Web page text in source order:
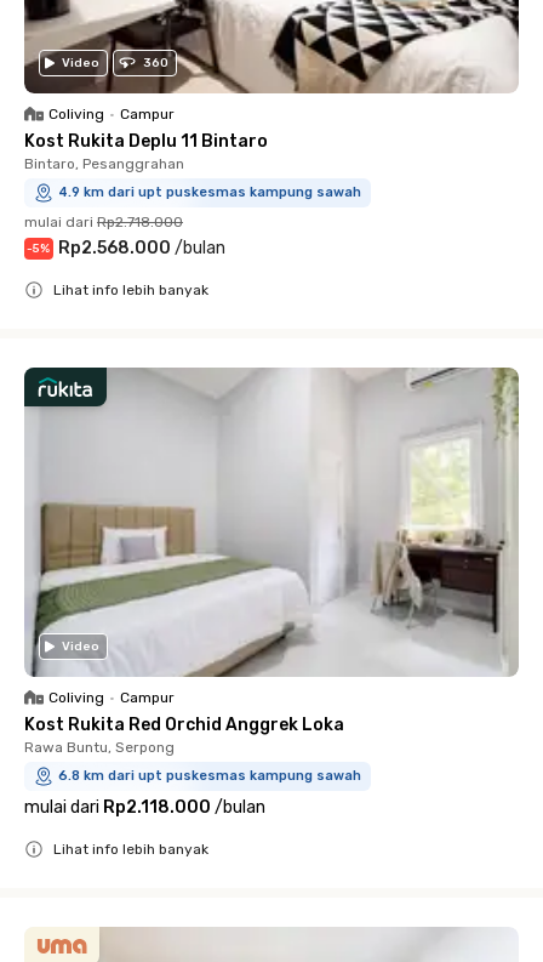
Video 360
Coliving • Campur
Kost Rukita Deplu 11 Bintaro
Bintaro, Pesanggrahan
4.9 km dari upt puskesmas kampung sawah
mulai dari Rp2.718.000
-5% Rp2.568.000 /bulan
Lihat info lebih banyak
Video
Coliving • Campur
Kost Rukita Red Orchid Anggrek Loka
Rawa Buntu, Serpong
6.8 km dari upt puskesmas kampung sawah
mulai dari Rp2.118.000 /bulan
Lihat info lebih banyak